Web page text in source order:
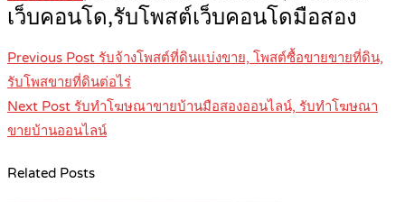
เว็บคอนโด,รับโพสต์เว็บคอนโดมือสอง
Post
navigation
Previous Post รับจ้างโพสต์ที่ดินแบ่งขาย, โพสต์ซื้อขายขายที่ดิน,
รับโพสขายที่ดินต่อไร่
Next Post รับทำโฆษณาขายบ้านมือสองออนไลน์, รับทำโฆษณา
ขายบ้านออนไลน์
Related Posts